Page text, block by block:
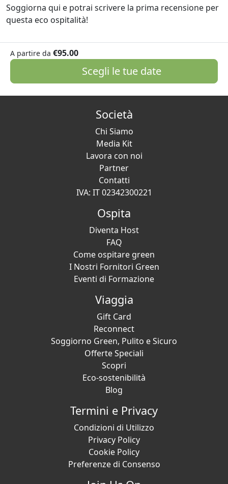
Soggiorna qui e potrai scrivere la prima recensione per
questa eco ospitalità!
A partire da €95.00
Scegli le tue date
Società
Chi Siamo
Media Kit
Lavora con noi
Partner
Contatti
IVA: IT 02342300221
Ospita
Diventa Host
FAQ
Come ospitare green
I Nostri Fornitori Green
Eventi di Formazione
Viaggia
Gift Card
Reconnect
Soggiorno Green, Pulito e Sicuro
Offerte Speciali
Scopri
Eco-sostenibilità
Blog
Termini e Privacy
Condizioni di Utilizzo
Privacy Policy
Cookie Policy
Preferenze di Consenso